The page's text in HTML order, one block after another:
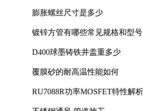
膨胀螺丝尺寸是多少
镀锌方管有哪些常见规格和型号
D400球墨铸铁井盖重多少
覆膜砂的耐高温性能如何
RU7088R功率MOSFET特性解